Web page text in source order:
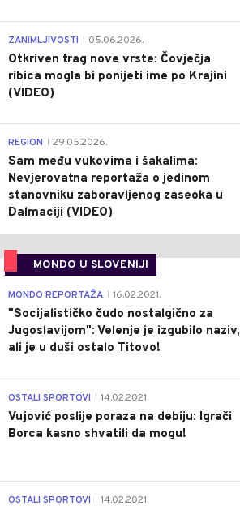
ZANIMLJIVOSTI 05.06.2026.
Otkriven trag nove vrste: Čovječja
ribica mogla bi ponijeti ime po Krajini
(VIDEO)
REGION 29.05.2026.
Sam među vukovima i šakalima:
Nevjerovatna reportaža o jedinom
stanovniku zaboravljenog zaseoka u
Dalmaciji (VIDEO)
MONDO U SLOVENIJI
MONDO REPORTAŽA 16.02.2021.
"Socijalističko čudo nostalgično za
Jugoslavijom": Velenje je izgubilo naziv,
ali je u duši ostalo Titovo!
OSTALI SPORTOVI 14.02.2021.
Vujović poslije poraza na debiju: Igrači
Borca kasno shvatili da mogu!
OSTALI SPORTOVI 14.02.2021.